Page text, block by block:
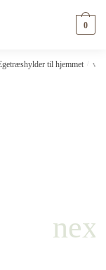
0
til hjemmet